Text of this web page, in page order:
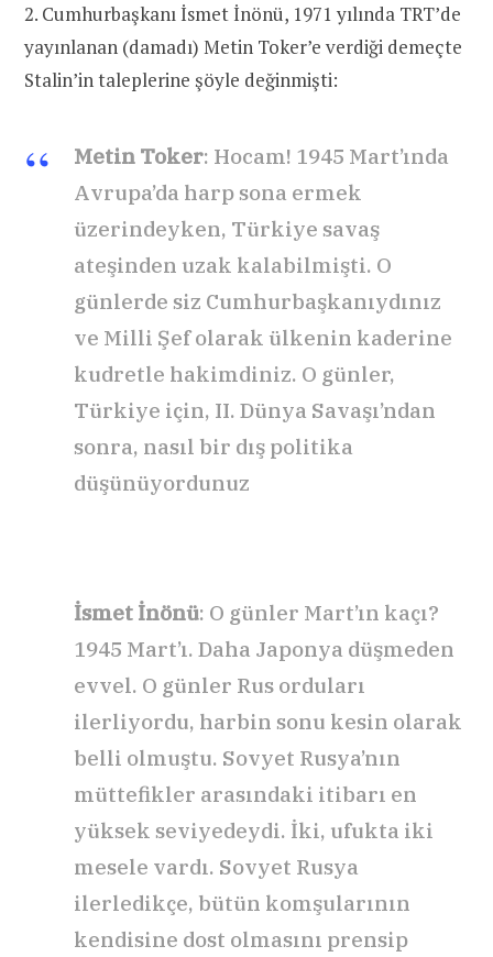
2. Cumhurbaşkanı İsmet İnönü, 1971 yılında TRT’de
yayınlanan (damadı) Metin Toker’e verdiği demeçte
Stalin’in taleplerine şöyle değinmişti:
Metin Toker: Hocam! 1945 Mart’ında
Avrupa’da harp sona ermek
üzerindeyken, Türkiye savaş
ateşinden uzak kalabilmişti. O
günlerde siz Cumhurbaşkanıydınız
ve Milli Şef olarak ülkenin kaderine
kudretle hakimdiniz. O günler,
Türkiye için, II. Dünya Savaşı’ndan
sonra, nasıl bir dış politika
düşünüyordunuz
İsmet İnönü: O günler Mart’ın kaçı?
1945 Mart’ı. Daha Japonya düşmeden
evvel. O günler Rus orduları
ilerliyordu, harbin sonu kesin olarak
belli olmuştu. Sovyet Rusya’nın
müttefikler arasındaki itibarı en
yüksek seviyedeydi. İki, ufukta iki
mesele vardı. Sovyet Rusya
ilerledikçe, bütün komşularının
kendisine dost olmasını prensip